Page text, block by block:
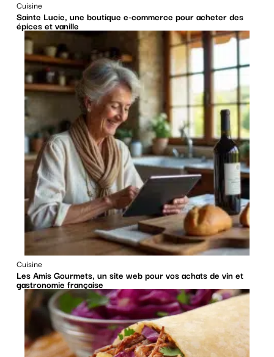
Cuisine
Sainte Lucie, une boutique e-commerce pour acheter des
épices et vanille
Cuisine
Les Amis Gourmets, un site web pour vos achats de vin et
gastronomie française